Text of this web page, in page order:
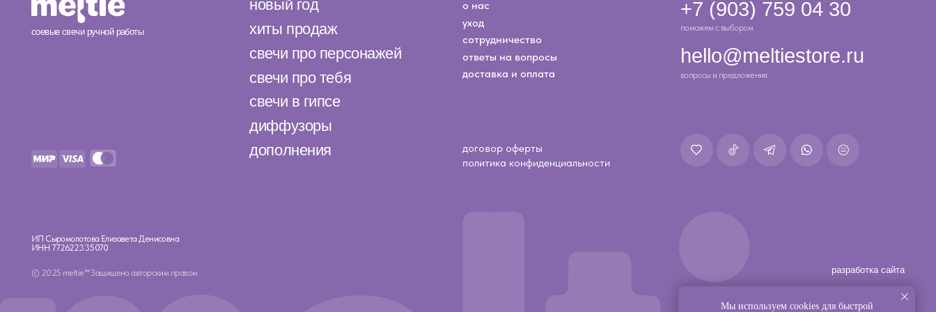
ИП Сыромолотова Елизавета Денисовна
ИНН 772622335070
Мы используем cookies для быстрой